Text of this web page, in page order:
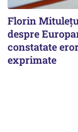
Florin
despre
constatate
exprimate